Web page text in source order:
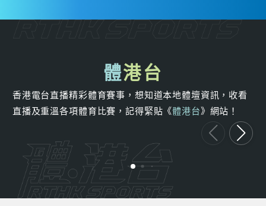
體港台
香港電台直播精彩體育賽事，想知道本地體壇資訊，收看
直播及重溫各項體育比賽，記得緊貼《體港台》網站！